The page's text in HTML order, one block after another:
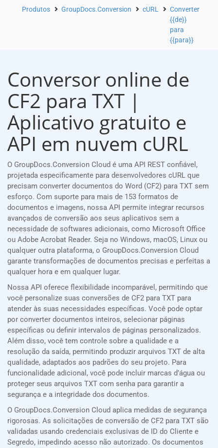
Produtos GroupDocs.Conversion cURL
Converter
{{de}}
para
{{para}}
Conversor online de
CF2 para TXT |
Aplicativo gratuito e
API em nuvem cURL
O GroupDocs.Conversion Cloud é uma API REST confiável,
projetada especificamente para desenvolvedores cURL que
precisam converter documentos do Word (CF2) para TXT sem
esforço. Com suporte para mais de 153 formatos de
documentos e imagens, nossa API permite integrar recursos
avançados de conversão aos seus aplicativos sem a
necessidade de softwares adicionais, como Microsoft Office
ou Adobe Acrobat Reader. Seja no Windows, macOS, Linux ou
qualquer outra plataforma, o GroupDocs.Conversion Cloud
garante transformações de documentos precisas e perfeitas a
qualquer hora e em qualquer lugar.
Nossa API oferece flexibilidade incomparável, permitindo que
você personalize suas conversões de CF2 para TXT para
atender às suas necessidades específicas. Você pode optar
por converter documentos inteiros, selecionar páginas
específicas ou definir intervalos de páginas personalizados.
Além disso, você tem controle sobre a qualidade e a
resolução da saída, permitindo produzir arquivos TXT de alta
qualidade, adaptados aos padrões do seu projeto. Para
funcionalidade adicional, você pode incluir marcas d’água ou
proteger seus arquivos TXT com senha para garantir a
segurança e a integridade dos documentos.
O GroupDocs.Conversion Cloud aplica medidas de segurança
rigorosas. As solicitações de conversão de CF2 para TXT são
validadas usando credenciais exclusivas de ID do Cliente e
Segredo, impedindo acesso não autorizado. Os documentos